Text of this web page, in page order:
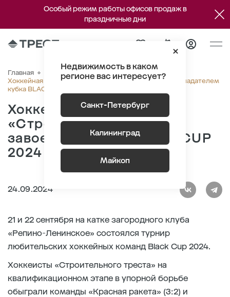
Особый режим работы офисов продаж в
праздничные дни
Недвижимость в каком
регионе вас интересует?
Санкт-Петербург
Калининград
Майкоп
Главная О компании
Хоккейная команда «Строительный трест» стала обладателем
кубка BLACK CUP 2024
Хоккейная команда
«Строительный трест»
завоевала кубок BLACK CUP
2024
24.09.2024
21 и 22 сентября на катке загородного клуба
«Репино-Ленинское» состоялся турнир
любительских хоккейных команд Black Cup 2024.
Хоккеисты «Строительного треста» на
квалификационном этапе в упорной борьбе
обыграли команды «Красная ракета» (3:2) и